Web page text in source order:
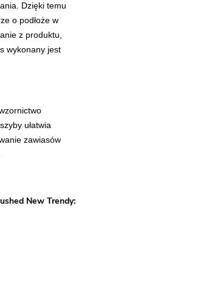
Dzięki temu
o podłoże w
z produktu,
wykonany jest
ułatwia
zawiasów
New Trendy: